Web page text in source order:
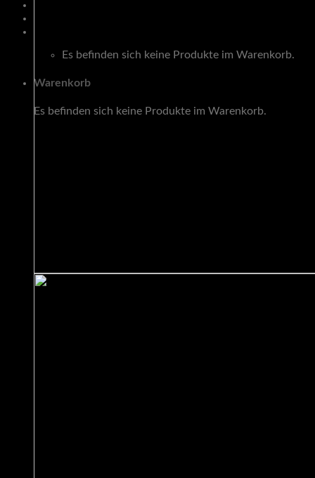
Es befinden sich keine Produkte im Warenkorb.
Warenkorb
Es befinden sich keine Produkte im Warenkorb.